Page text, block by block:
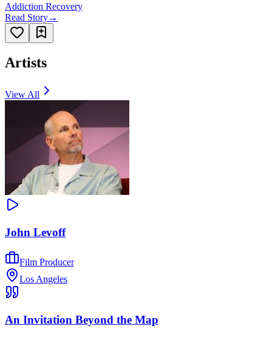
Addiction Recovery
Read Story→
Artists
View All
John Levoff
Film Producer
Los Angeles
An Invitation Beyond the Map